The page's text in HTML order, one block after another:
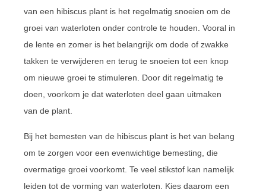
van een hibiscus plant is het regelmatig snoeien om de
groei van waterloten onder controle te houden. Vooral in
de lente en zomer is het belangrijk om dode of zwakke
takken te verwijderen en terug te snoeien tot een knop
om nieuwe groei te stimuleren. Door dit regelmatig te
doen, voorkom je dat waterloten deel gaan uitmaken
van de plant.
Bij het bemesten van de hibiscus plant is het van belang
om te zorgen voor een evenwichtige bemesting, die
overmatige groei voorkomt. Te veel stikstof kan namelijk
leiden tot de vorming van waterloten. Kies daarom een